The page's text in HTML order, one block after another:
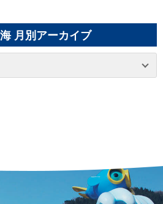
月別アーカイブ